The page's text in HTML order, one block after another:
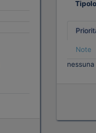
Note
nessuna